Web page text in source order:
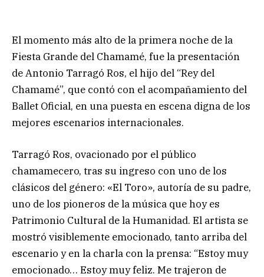
El momento más alto de la primera noche de la
Fiesta Grande del Chamamé, fue la presentación
de Antonio Tarragó Ros, el hijo del “Rey del
Chamamé”, que contó con el acompañamiento del
Ballet Oficial, en una puesta en escena digna de los
mejores escenarios internacionales.
Tarragó Ros, ovacionado por el público
chamamecero, tras su ingreso con uno de los
clásicos del género: «El Toro», autoría de su padre,
uno de los pioneros de la música que hoy es
Patrimonio Cultural de la Humanidad. El artista se
mostró visiblemente emocionado, tanto arriba del
escenario y en la charla con la prensa: “Estoy muy
emocionado… Estoy muy feliz. Me trajeron de